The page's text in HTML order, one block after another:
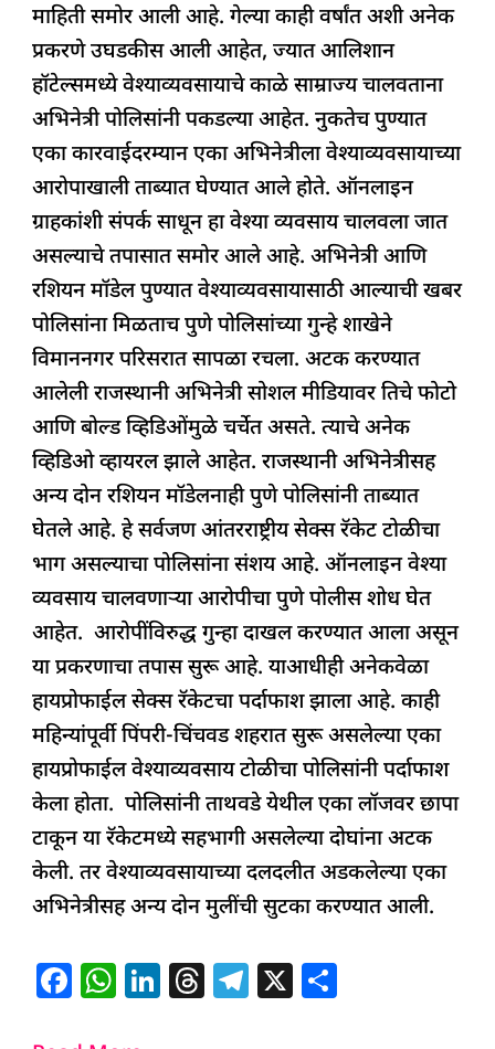
माहिती समोर आली आहे. गेल्या काही वर्षांत अशी अनेक
प्रकरणे उघडकीस आली आहेत, ज्यात आलिशान
हॉटेल्समध्ये वेश्याव्यवसायाचे काळे साम्राज्य चालवताना
अभिनेत्री पोलिसांनी पकडल्या आहेत. नुकतेच पुण्यात
एका कारवाईदरम्यान एका अभिनेत्रीला वेश्याव्यवसायाच्या
आरोपाखाली ताब्यात घेण्यात आले होते. ऑनलाइन
ग्राहकांशी संपर्क साधून हा वेश्या व्यवसाय चालवला जात
असल्याचे तपासात समोर आले आहे. अभिनेत्री आणि
रशियन मॉडेल पुण्यात वेश्याव्यवसायासाठी आल्याची खबर
पोलिसांना मिळताच पुणे पोलिसांच्या गुन्हे शाखेने
विमाननगर परिसरात सापळा रचला. अटक करण्यात
आलेली राजस्थानी अभिनेत्री सोशल मीडियावर तिचे फोटो
आणि बोल्ड व्हिडिओंमुळे चर्चेत असते. त्याचे अनेक
व्हिडिओ व्हायरल झाले आहेत. राजस्थानी अभिनेत्रीसह
अन्य दोन रशियन मॉडेलनाही पुणे पोलिसांनी ताब्यात
घेतले आहे. हे सर्वजण आंतरराष्ट्रीय सेक्स रॅकेट टोळीचा
भाग असल्याचा पोलिसांना संशय आहे. ऑनलाइन वेश्या
व्यवसाय चालवणाऱ्या आरोपीचा पुणे पोलीस शोध घेत
आहेत. आरोपींविरुद्ध गुन्हा दाखल करण्यात आला असून
या प्रकरणाचा तपास सुरू आहे. याआधीही अनेकवेळा
हायप्रोफाईल सेक्स रॅकेटचा पर्दाफाश झाला आहे. काही
महिन्यांपूर्वी पिंपरी-चिंचवड शहरात सुरू असलेल्या एका
हायप्रोफाईल वेश्याव्यवसाय टोळीचा पोलिसांनी पर्दाफाश
केला होता. पोलिसांनी ताथवडे येथील एका लॉजवर छापा
टाकून या रॅकेटमध्ये सहभागी असलेल्या दोघांना अटक
केली. तर वेश्याव्यवसायाच्या दलदलीत अडकलेल्या एका
अभिनेत्रीसह अन्य दोन मुलींची सुटका करण्यात आली.
F W Li T T X